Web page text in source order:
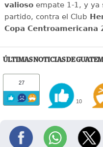
valiosoempate 1-1, y ya
partido, contra el Club
Copa Centroamericana
ÚLTIMAS NOTICIAS DE
27
10